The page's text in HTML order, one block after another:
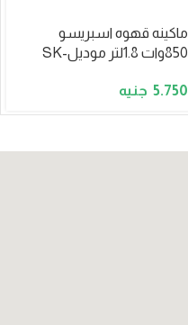
ماكينه قهوه اسبريسو
850وات 1.8لتر موديلSK-
5.750